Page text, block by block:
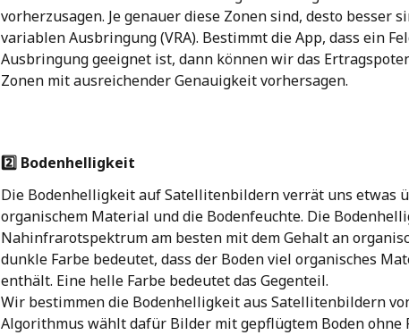
vorherzusagen. Je genauer diese Zonen sind, desto besser
variablen Ausbringung (VRA). Bestimmt die App, dass ein
Ausbringung geeignet ist, dann können wir das
Zonen mit ausreichender Genauigkeit vorhersagen.
2️⃣ Bodenhelligkeit
Die Bodenhelligkeit auf Satellitenbildern verrät uns etwas
organischem Material und die Bodenfeuchte. Die
Nahinfrarotspektrum am besten mit dem Gehalt an
dunkle Farbe bedeutet, dass der Boden viel organisches
enthält. Eine helle Farbe bedeutet das Gegenteil.
Wir bestimmen die Bodenhelligkeit aus Satellitenbildern
Algorithmus wählt dafür Bilder mit gepflügtem Boden ohne